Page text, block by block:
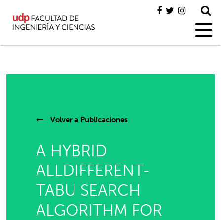
Volver a Publicaciones
A HYBRID
ALLDIFFERENT-
TABU SEARCH
ALGORITHM FOR